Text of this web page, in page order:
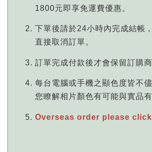
1800元即享免運費優惠。
下單後請於24小時內完成結帳
直接取消訂單。
訂單完成付款後才會保留訂購商
每台電腦或手機之顯色度皆不
您瞭解相片顏色有可能與實品有
Overseas order please